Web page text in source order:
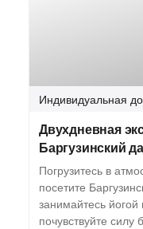
Индивидуальная
Двухдневная
Баргузинский
Погрузитесь в
посетите
занимайтесь
почувствуйте